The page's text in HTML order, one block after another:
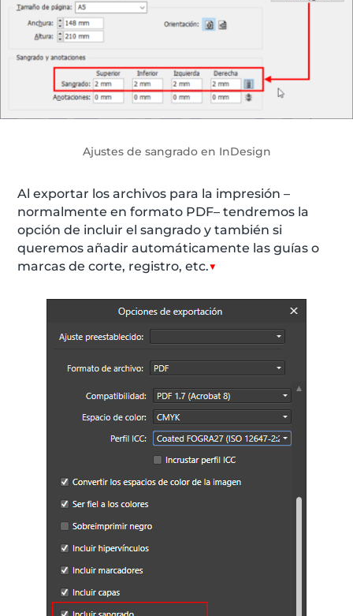
Ajustes de sangrado en InDesign
Al exportar los archivos para la impresión –
normalmente en formato PDF– tendremos la
opción de incluir el sangrado y también si
queremos añadir automáticamente las guías o
marcas de corte, registro, etc.▼